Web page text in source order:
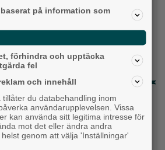
rulla igen: ”Vi ligger bra i fas”
Alingsås 3–10 augusti
vill ha ny hyresmodell –
kritiska
artiklarna
på information som
förhindra och upptäcka
fel
och innehåll
du databehandling inom
användarupplevelsen. Vissa
kan använda sitt legitima intresse för
mot det eller ändra andra
genom att välja 'Inställningar'